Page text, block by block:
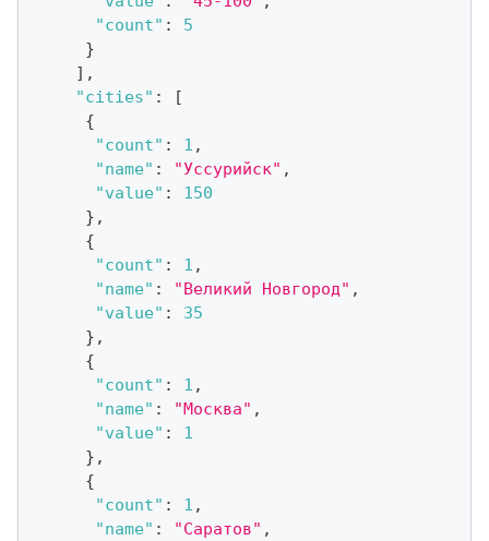
"count" :
5
}
] ,
"cities" :
[
{
"count" : 1 ,
"name" : "Уссурийск" ,
"value" :
150
} ,
{
"count" : 1 ,
"name" : "Великий Новгород" ,
"value" :
35
} ,
{
"count" : 1 ,
"name" : "Москва" ,
"value" :
1
} ,
{
"count" : 1 ,
"name" : "Саратов" ,